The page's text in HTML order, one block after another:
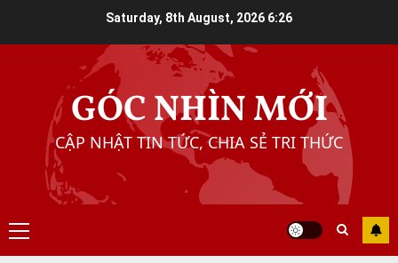
Saturday, 8th August, 2026 6:26
GÓC NHÌN MỚI
CẬP NHẬT TIN TỨC, CHIA SẺ TRI THỨC
Primary
Menu